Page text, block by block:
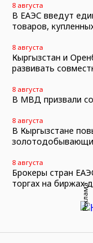
8 августа
В ЕАЭС введут
товаров,
8 августа
Кыргызстан и
развивать
8 августа
В МВД призвали
8 августа
В Кыргызстане
8 августа
Брокеры стран
торгах на биржахРеклама